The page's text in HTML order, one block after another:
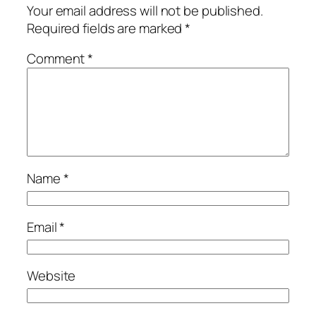
Your email address will not be published.
Required fields are marked*
Comment*
Name*
Email*
Website